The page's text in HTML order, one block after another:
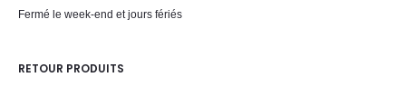
Fermé le week-end et jours fériés
RETOUR PRODUITS